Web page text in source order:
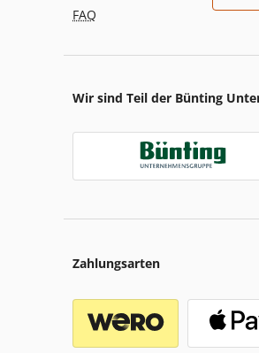
FAQ
Wir sind Teil der Bünting
Zahlungsarten